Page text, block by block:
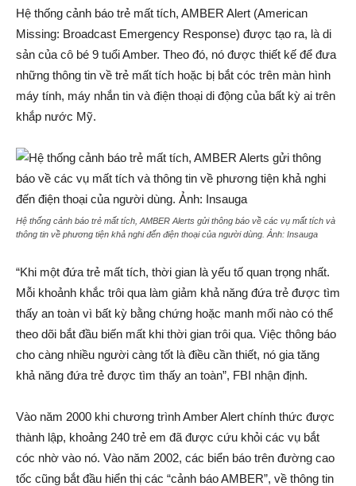
Hệ thống cảnh báo trẻ mất tích, AMBER Alert (American
Missing: Broadcast Emergency Response) được tạo ra, là di
sản của cô bé 9 tuổi Amber. Theo đó, nó được thiết kế để đưa
những thông tin về trẻ mất tích hoặc bị bắt cóc trên màn hình
máy tính, máy nhắn tin và điện thoại di động của bất kỳ ai trên
khắp nước Mỹ.
Hệ thống cảnh báo trẻ mất tích, AMBER Alerts gửi thông báo về các vụ mất tích và
thông tin về phương tiện khả nghi đến điện thoại của người dùng. Ảnh: Insauga
“Khi một đứa trẻ mất tích, thời gian là yếu tố quan trọng nhất.
Mỗi khoảnh khắc trôi qua làm giảm khả năng đứa trẻ được tìm
thấy an toàn vì bất kỳ bằng chứng hoặc manh mối nào có thể
theo dõi bắt đầu biến mất khi thời gian trôi qua. Việc thông báo
cho càng nhiều người càng tốt là điều cần thiết, nó gia tăng
khả năng đứa trẻ được tìm thấy an toàn”, FBI nhận định.
Vào năm 2000 khi chương trình Amber Alert chính thức được
thành lập, khoảng 240 trẻ em đã được cứu khỏi các vụ bắt
cóc nhờ vào nó. Vào năm 2002, các biển báo trên đường cao
tốc cũng bắt đầu hiển thị các “cảnh báo AMBER”, về thông tin